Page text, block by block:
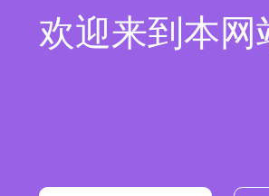
欢迎来到本